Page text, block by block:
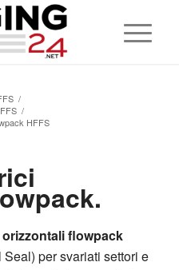
/
/
HFFS
flowpack
per svariati settori e